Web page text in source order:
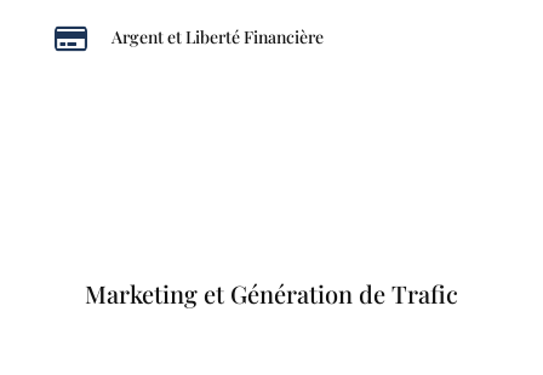
 Argent et Liberté Financière
Marketing et Génération de Trafic